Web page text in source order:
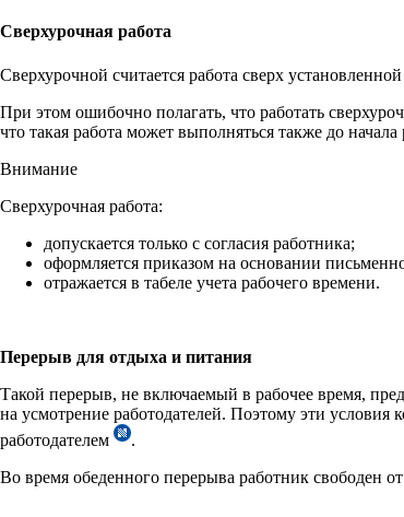
Сверхурочная работа
Сверхурочной считается работа сверх
При этом ошибочно полагать, что работать
что такая работа может выполняться также до
Внимание
Сверхурочная работа:
допускается только с согласия работника;
оформляется приказом на основании
отражается в табеле учета рабочего времени.
Перерыв для отдыха и питания
Такой перерыв, не включаемый в рабочее время,
на усмотрение работодателей. Поэтому эти
работодателем
.
Во время обеденного перерыва работник свободен